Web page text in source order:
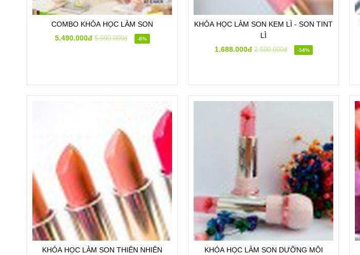
COMBO KHÓA HỌC LÀM SON
5.490.000đ 5.990.000đ -8%
KHÓA HỌC LÀM SON KEM LÌ - SON TINT
LÌ
1.688.000đ 2.590.000đ -34%
KHÓA HỌC LÀM SON THIÊN NHIÊN
KHÓA HỌC LÀM SON DƯỠNG MÔI